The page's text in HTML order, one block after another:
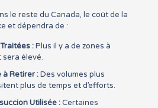
le reste du Canada, le coût de la
et dépendra de :
:Plus il y a de zones à
élevé.
à Retirer :Des volumes plus
plus de temps et d’efforts.
Utilisée :Certaines